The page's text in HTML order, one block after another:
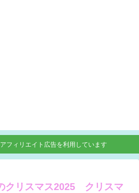
フィリエイト広告を利用しています
クリスマス2025 クリスマ